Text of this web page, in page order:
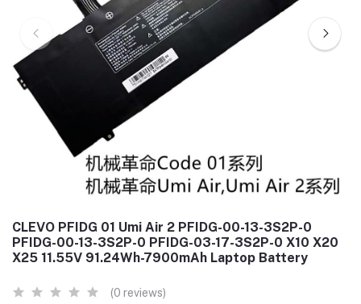
CLEVO PFIDG 01 Umi Air 2 PFIDG-00-13-3S2P-0
PFIDG-00-13-3S2P-0 PFIDG-03-17-3S2P-0 X10 X20
X25 11.55V 91.24Wh-7900mAh Laptop Battery
(0 reviews)